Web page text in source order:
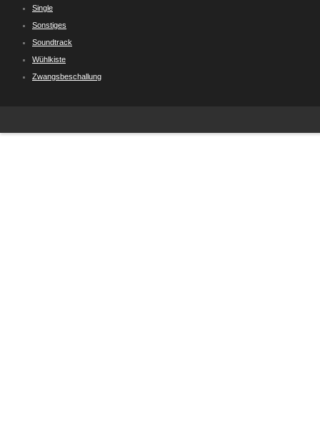
Single
Sonstiges
Soundtrack
Wühlkiste
Zwangsbeschallung